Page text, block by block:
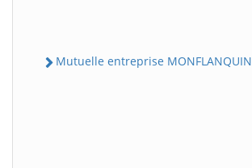
Mutuelle entreprise MONFLANQUIN